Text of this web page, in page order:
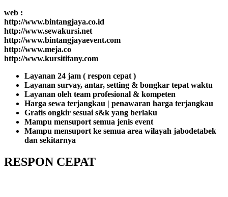
web :
http://www.bintangjaya.co.id
http://www.sewakursi.net
http://www.bintangjayaevent.com
http://www.meja.co
http://www.kursitifany.com
Layanan 24 jam ( respon cepat )
Layanan survay, antar, setting & bongkar tepat waktu
Layanan oleh team profesional & kompeten
Harga sewa terjangkau | penawaran harga terjangkau
Gratis ongkir sesuai s&k yang berlaku
Mampu mensuport semua jenis event
Mampu mensuport ke semua area wilayah jabodetabek
dan sekitarnya
RESPON CEPAT